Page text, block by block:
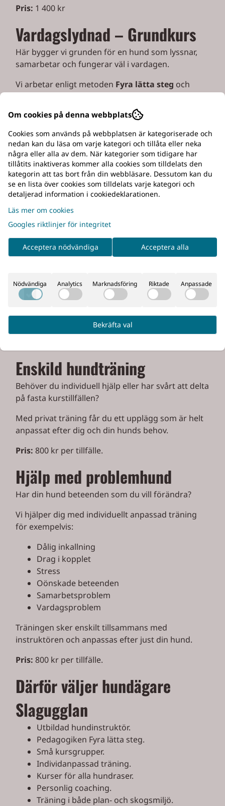
Pris: 1 400 kr
Vardagslydnad – Grundkurs
Här bygger vi grunden för en hund som lyssnar,
samarbetar och fungerar väl i vardagen.
Vi arbetar enligt metoden Fyra lätta steg och
fokuserar på kontakt, följsamhet och ett gott
samarbete mellan hund och förare.
Förkunskaper: Inga.
Omfattning:5 träffar
Pris: 1 600 kr
Vardagslydnad – Fortsättning
För dig som vill ta nästa steg i träningen.
Vi höjer svårighetsgraden och tränar både på plan
och ute i skogen. Kursen innehåller lydnad,
samarbete och introduktion till spårträning och
Målet är att utveckla ekipaget och stärka
kommunikationen mellan hund och förare.
5 träffar
Enskild hundträning
Behöver du individuell hjälp eller har svårt att delta
på fasta kurstillfällen?
Med privat träning får du ett upplägg som är helt
anpassat efter dig och din hunds behov.
Pris: 800 kr per tillfälle.
Hjälp med problemhund
Har din hund beteenden som du vill förändra?
Vi hjälper dig med individuellt anpassad träning
för exempelvis:
Dålig inkallning
Drag i kopplet
Stress
Oönskade beteenden
Samarbetsproblem
Vardagsproblem
Träningen sker enskilt tillsammans med
instruktören och anpassas efter just din hund.
Pris: 800 kr per tillfälle.
Därför väljer hundägare
Slagugglan
Utbildad hundinstruktör.
Pedagogiken Fyra lätta steg.
Små kursgrupper.
Individanpassad träning.
Kurser för alla hundraser.
Personlig coaching.
Träning i både plan- och skogsmiljö.
Om cookies på denna webbplats
Cookies som används på webbplatsen är kategoriserade och
nedan kan du läsa om varje kategori och tillåta eller neka
några eller alla av dem. När kategorier som tidigare har
tillåtits inaktiveras kommer alla cookies som tilldelats den
kategorin att tas bort från din webbläsare. Dessutom kan du
se en lista över cookies som tilldelats varje kategori och
detaljerad information i cookiedeklarationen.
Läs mer om cookies
Googles riktlinjer för integritet
Acceptera nödvändiga Acceptera alla
Nödvändiga Analytics Marknadsföring Riktade Anpassade
Bekräfta val